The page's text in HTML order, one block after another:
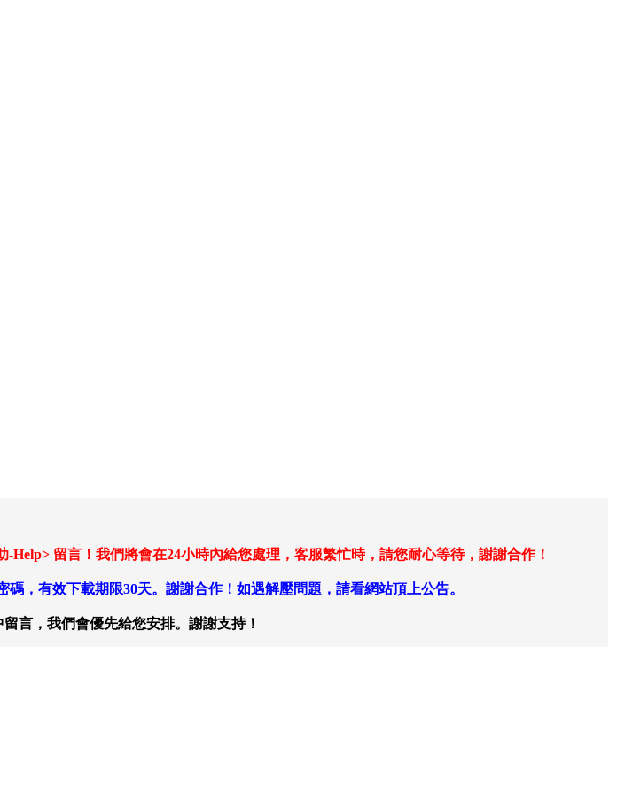
Help> 留言！我們將會在24小時內給您處理，客服繁忙時，請您耐心等待，謝謝合作！
，有效下載期限30天。謝謝合作！如遇解壓問題，請看網站頂上公告。
言，我們會優先給您安排。謝謝支持！